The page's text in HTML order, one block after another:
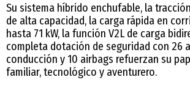
Su sistema híbrido enchufable, la
de alta capacidad, la carga rápida en
hasta 71 kW, la función V2L de carga
completa dotación de seguridad con 26
conducción y 10 airbags refuerzan su
familiar, tecnológico y aventurero.